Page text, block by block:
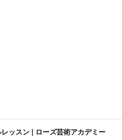
ッスン | ローズ芸術アカデミー